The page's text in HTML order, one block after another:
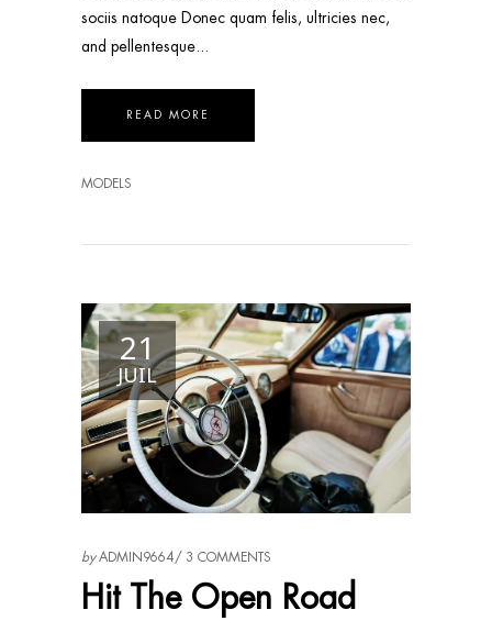
sociis natoque Donec quam felis, ultricies nec,
and pellentesque
READ MORE
MODELS
21
JUIL
byADMIN9664 3 COMMENTS
Hit The Open Road